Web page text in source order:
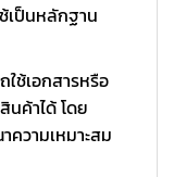
เป็นหลักฐาน
ช้เอกสารหรือ
ค้าได้ โดย
วามเหมาะสม